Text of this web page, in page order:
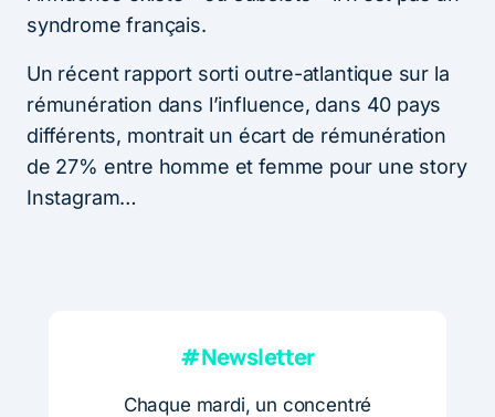
syndrome français.
Un récent rapport sorti outre-atlantique sur la
rémunération dans l’influence, dans 40 pays
différents, montrait un écart de rémunération
de 27% entre homme et femme pour une story
Instagram…
#Newsletter
Chaque mardi, un concentré